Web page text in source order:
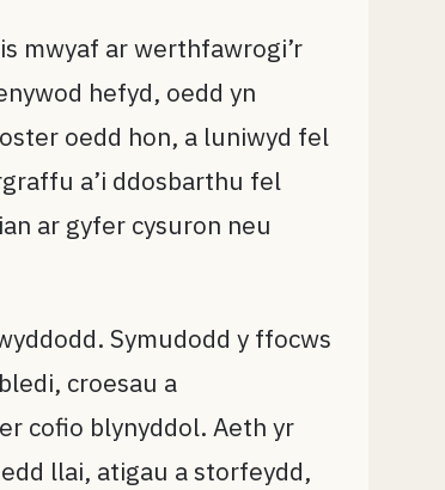
mwyaf ar werthfawrogi’r
hefyd, oedd yn
oedd hon, a luniwyd fel
a’i ddosbarthu fel
ar gyfer cysuron neu
Symudodd y ffocws
croesau a
cofio blynyddol. Aeth yr
llai, atigau a storfeydd,